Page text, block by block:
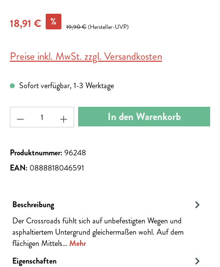
18,91 € % 19,90 €(Hersteller-UVP)
Preise inkl. MwSt. zzgl. Versandkosten
Sofort verfügbar, 1-3 Werktage
Produkt Anzahl: Gib den gewünschten Wert ein
In den Warenkorb
Produktnummer:96248
EAN: 0888818046591
Beschreibung
Der Crossroads fühlt sich auf unbefestigten Wegen und
asphaltiertem Untergrund gleichermaßen wohl. Auf dem
flächigen Mittels… Mehr
Eigenschaften